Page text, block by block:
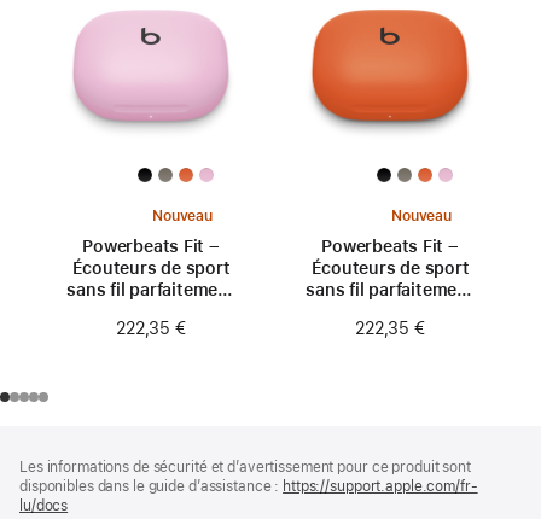
Nouveau
Powerbeats Fit –
Écouteurs de sport
sans fil parfaitement
222,35 €
Nouveau
Powerbeats Fit –
Écouteurs de sport
sans fil parfaitement
turbo
222,35 €
de
page
de
bas
Les informations de sécurité et d’avertissement pour ce produit sont
disponibles dans le guide d’assistance : https://support.apple.com/fr-
lu/docs